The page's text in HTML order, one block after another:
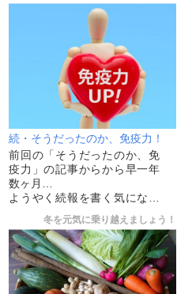
続・そうだったのか、免疫力！
前回の「そうだったのか、免
疫力」の記事からから早一年
数ヶ月…
ようやく続報を書く気になっ
先ずは結果報告から
ウイルス性イボ完治
風邪はこの間一度だけ
素晴らしい成果が出たことを
先ずはお伝えし...
冬を元気に乗り越えましょう！